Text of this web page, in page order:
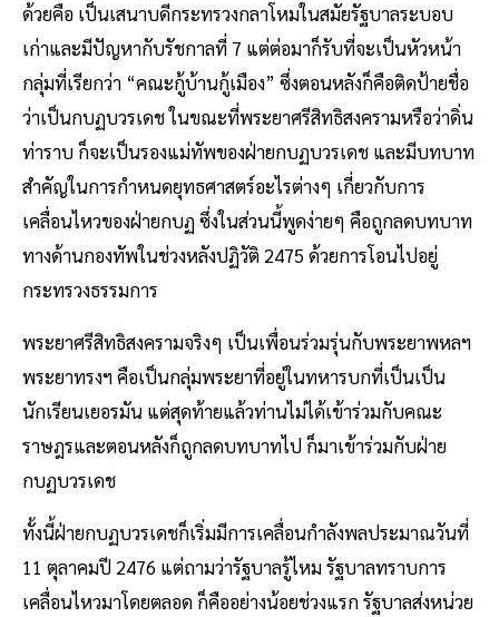
ด้วยคือ เป็นเสนาบดีกระทรวงกลาโหมในสมัยรัฐบาลระบอบ
เก่าและมีปัญหากับรัชกาลที่ 7 แต่ต่อมาก็รับที่จะเป็นหัวหน้า
กลุ่มที่เรียกว่า “คณะกู้บ้านกู้เมือง” ซึ่งตอนหลังก็คือติดป้ายชื่อ
ว่าเป็นกบฏบวรเดช ในขณะที่พระยาศรีสิทธิสงครามหรือว่าดิ่น
ท่าราบ ก็จะเป็นรองแม่ทัพของฝ่ายกบฏบวรเดช และมีบทบาท
สำคัญในการกำหนดยุทธศาสตร์อะไรต่างๆ เกี่ยวกับการ
เคลื่อนไหวของฝ่ายกบฏ ซึ่งในส่วนนี้พูดง่ายๆ คือถูกลดบทบาท
ทางด้านกองทัพในช่วงหลังปฏิวัติ 2475 ด้วยการโอนไปอยู่
กระทรวงธรรมการ
พระยาศรีสิทธิสงครามจริงๆ เป็นเพื่อนร่วมรุ่นกับพระยาพหลฯ
พระยาทรงฯ คือเป็นกลุ่มพระยาที่อยู่ในทหารบกที่เป็นเป็น
นักเรียนเยอรมัน แต่สุดท้ายแล้วท่านไม่ได้เข้าร่วมกับคณะ
ราษฎรและตอนหลังก็ถูกลดบทบาทไป ก็มาเข้าร่วมกับฝ่าย
กบฏบวรเดช
ทั้งนี้ฝ่ายกบฏบวรเดชก็เริ่มมีการเคลื่อนกำลังพลประมาณวันที่
11 ตุลาคมปี 2476 แต่ถามว่ารัฐบาลรู้ไหม รัฐบาลทราบการ
เคลื่อนไหวมาโดยตลอด ก็คืออย่างน้อยช่วงแรก รัฐบาลส่งหน่วย